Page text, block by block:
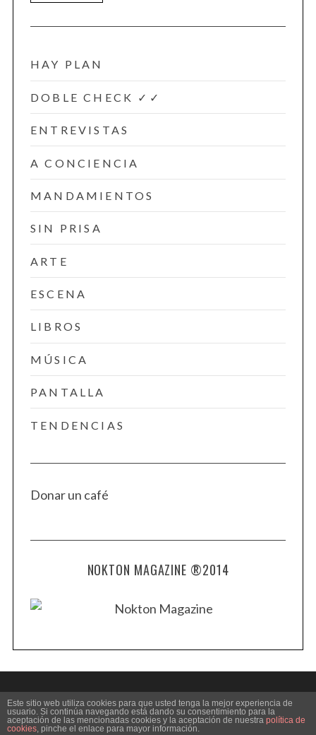
HAY PLAN
DOBLE CHECK ✓✓
ENTREVISTAS
A CONCIENCIA
MANDAMIENTOS
SIN PRISA
ARTE
ESCENA
LIBROS
MÚSICA
PANTALLA
TENDENCIAS
Donar un café
NOKTON MAGAZINE ®2014
BACK TO TOP
Este sitio web utiliza cookies para que usted tenga la mejor experiencia de
usuario. Si continúa navegando está dando su consentimiento para la
aceptación de las mencionadas cookies y la aceptación de nuestra política de
cookies, pinche el enlace para mayor información.